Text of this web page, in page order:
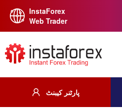
InstaForex
Web Trader
پارٹنر کیبنٹ